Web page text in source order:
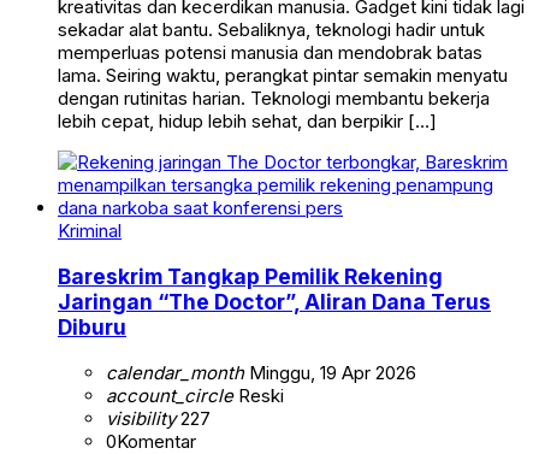
kreativitas dan kecerdikan manusia. Gadget kini tidak lagi
sekadar alat bantu. Sebaliknya, teknologi hadir untuk
memperluas potensi manusia dan mendobrak batas
lama. Seiring waktu, perangkat pintar semakin menyatu
dengan rutinitas harian. Teknologi membantu bekerja
lebih cepat, hidup lebih sehat, dan berpikir […]
Kriminal
Bareskrim Tangkap Pemilik Rekening
Jaringan “The Doctor”, Aliran Dana Terus
Diburu
calendar_monthMinggu, 19 Apr 2026
account_circleReski
visibility227
0Komentar